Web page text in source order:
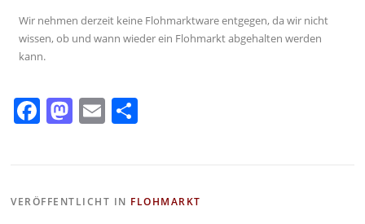
Wir nehmen derzeit keine Flohmarktware entgegen, da wir nicht
wissen, ob und wann wieder ein Flohmarkt abgehalten werden
kann.
F
b
M
d
E
VERÖFFENTLICHT IN FLOHMARKT